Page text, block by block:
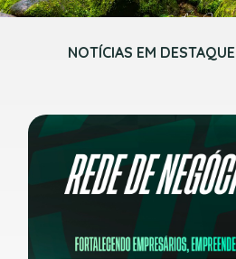
NOTÍCIAS EM DESTAQUE